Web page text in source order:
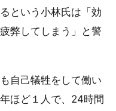
という小林氏は「効
弊してしまう」と警
自己犠牲をして働い
ほど１人で、24時間